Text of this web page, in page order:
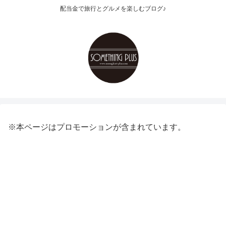
配当金で旅行とグルメを楽しむブログ♪
※本ページはプロモーションが含まれています。